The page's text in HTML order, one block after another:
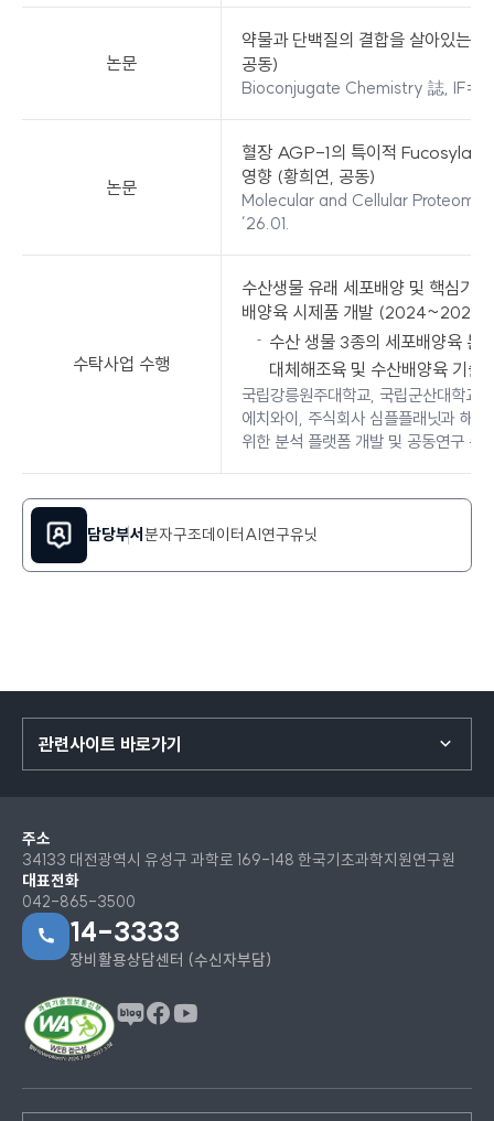
논문
약물과 단백질의 결합을 살아있는
공동)
Bioconjugate Chemistry 誌,
논문
혈장 AGP-1의 특이적
영향 (황희연, 공동)
Molecular and Cellular
’26.01.
수탁사업 수행
수산생물 유래 세포배양 및 핵심기
배양육 시제품 개발 (2024~2028)
수산 생물 3종의 세포배양육 분
대체해조육 및 수산배양육 기술
국립강릉원주대학교, 국립군산대학교,
에치와이, 주식회사 심플플래닛과 해
위한 분석 플랫폼 개발 및 공동연구 수
담당부서분자구조데이터AI연구유닛
관련사이트 바로가기
주소
34133 대전광역시 유성구 과학로 169-148 한국기초과학지원연구원
대표전화
042-865-3500
14-3333
장비활용상담센터 (수신자부담)
블로그페이스북